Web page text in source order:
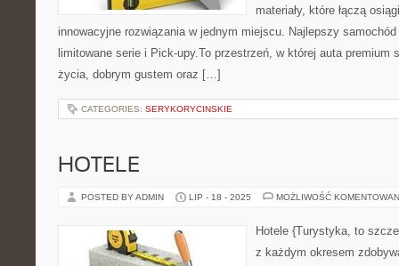
materiały, które łączą
innowacyjne rozwiązania w jednym miejscu. Najlepszy
limitowane serie i Pick-upy.To przestrzeń, w której auta premium
życia, dobrym gustem oraz […]
CATEGORIES: SERYKORYCINSKIE
HOTELE
POSTED BY ADMIN LIP - 18 - 2025 MOŻLIWOŚĆ
Hotele {Turystyka, to
z każdym okresem